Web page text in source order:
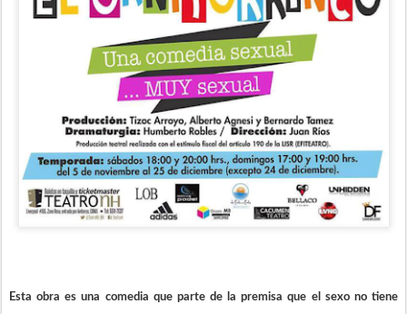
Esta obra es una comedia que parte de la premisa que el sexo no tiene